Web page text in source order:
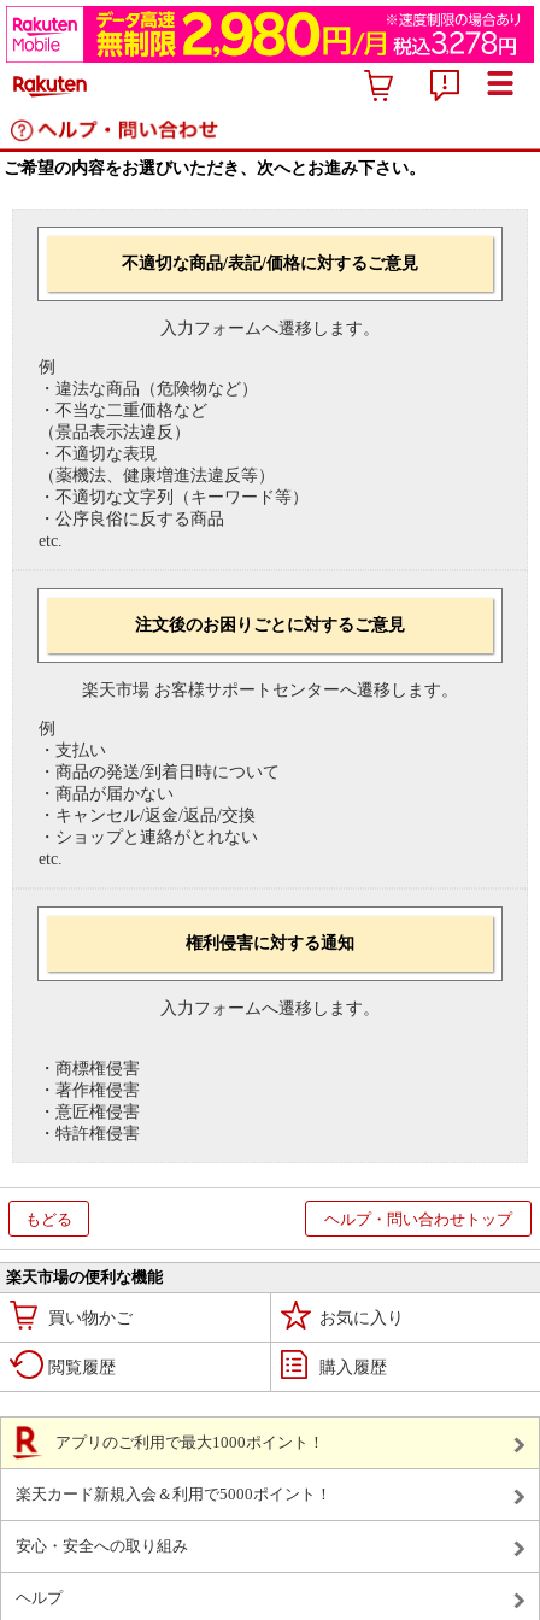
ご希望の内容をお選びいただき、次へとお進み下さい。
不適切な商品/表記/価格に対するご意見
入力フォームへ遷移します。
例
・違法な商品（危険物など）
・不当な二重価格など
（景品表示法違反）
・不適切な表現
（薬機法、健康増進法違反等）
・不適切な文字列（キーワード等）
・公序良俗に反する商品
etc.
注文後のお困りごとに対するご意見
楽天市場 お客様サポートセンターへ遷移します。
例
・支払い
・商品の発送/到着日時について
・商品が届かない
・キャンセル/返金/返品/交換
・ショップと連絡がとれない
etc.
権利侵害に対する通知
入力フォームへ遷移します。
・商標権侵害
・著作権侵害
・意匠権侵害
・特許権侵害
もどる ヘルプ・問い合わせトップ
楽天市場の便利な機能
買い物かご お気に入り
閲覧履歴 購入履歴
アプリのご利用で最大1000ポイント！
楽天カード新規入会＆利用で5000ポイント！
安心・安全への取り組み
ヘルプ